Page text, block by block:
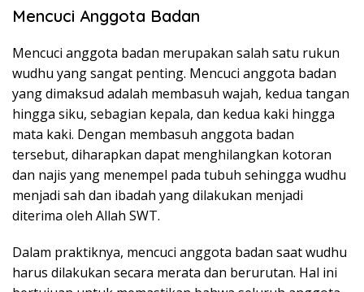
Mencuci Anggota Badan
Mencuci anggota badan merupakan salah satu rukun
wudhu yang sangat penting. Mencuci anggota badan
yang dimaksud adalah membasuh wajah, kedua tangan
hingga siku, sebagian kepala, dan kedua kaki hingga
mata kaki. Dengan membasuh anggota badan
tersebut, diharapkan dapat menghilangkan kotoran
dan najis yang menempel pada tubuh sehingga wudhu
menjadi sah dan ibadah yang dilakukan menjadi
diterima oleh Allah SWT.
Dalam praktiknya, mencuci anggota badan saat wudhu
harus dilakukan secara merata dan berurutan. Hal ini